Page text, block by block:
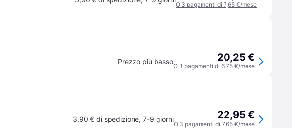
O 3 pagamenti di 7,65 €/mese
Prezzo più basso 20,25 €
O 3 pagamenti di 6,75 €/mese
3,90 € di spedizione, 7-9 giorni 22,95 €
O 3 pagamenti di 7,65 €/mese